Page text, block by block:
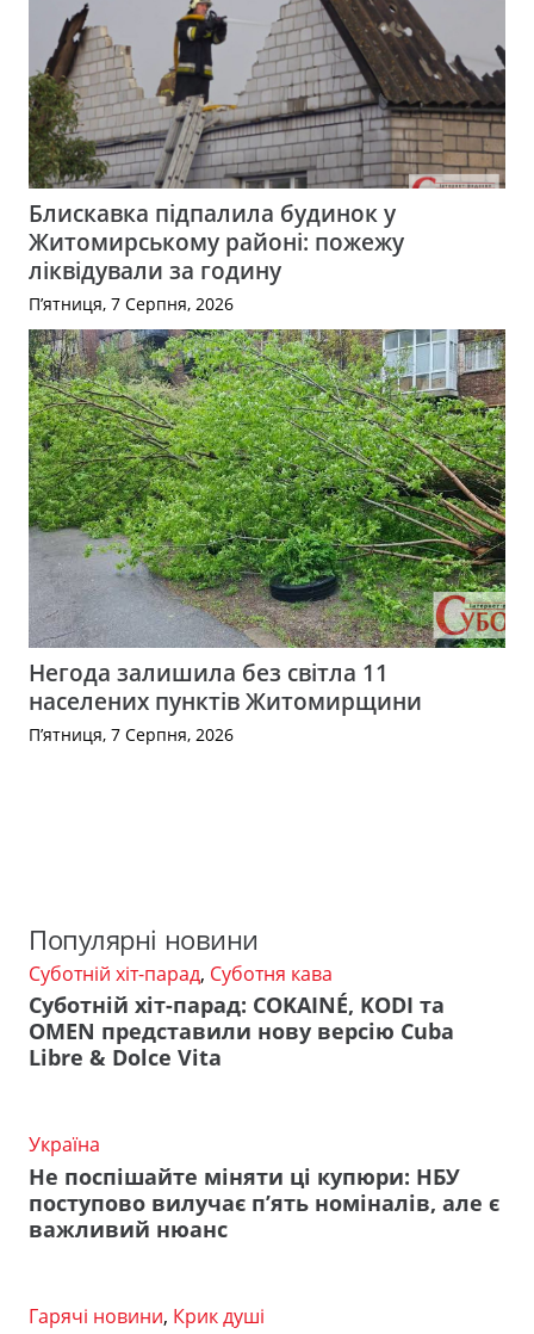
Блискавка підпалила будинок у
Житомирському районі: пожежу
ліквідували за годину
П’ятниця, 7 Серпня, 2026
Негода залишила без світла 11
населених пунктів Житомирщини
П’ятниця, 7 Серпня, 2026
Популярні новини
Суботній хіт-парад, Суботня кава
Суботній хіт-парад: COKAINÉ, KODI та
OMEN представили нову версію Cuba
Libre & Dolce Vita
Україна
Не поспішайте міняти ці купюри: НБУ
поступово вилучає п’ять номіналів, але є
важливий нюанс
Гарячі новини, Крик душі